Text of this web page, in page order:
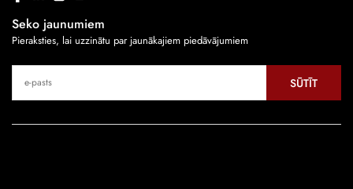
Seko jaunumiem
Pieraksties, lai uzzinātu par jaunākajiem piedāvājumiem
SŪTĪT